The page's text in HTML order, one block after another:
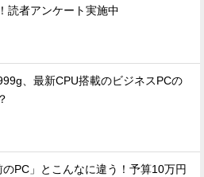
読者アンケート実施中
、最新CPU搭載のビジネスPCの
のPC」とこんなに違う！予算10万円